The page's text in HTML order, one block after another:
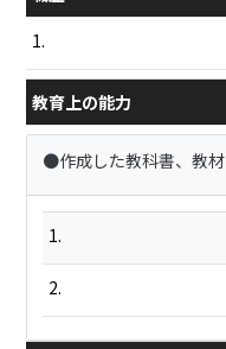
1.
教育上の能力
●作成した教科書、教材
1.
2.